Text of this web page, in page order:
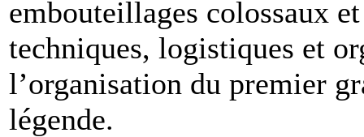
embouteillages colossaux
techniques, logistiques et
l’organisation du premier
légende.